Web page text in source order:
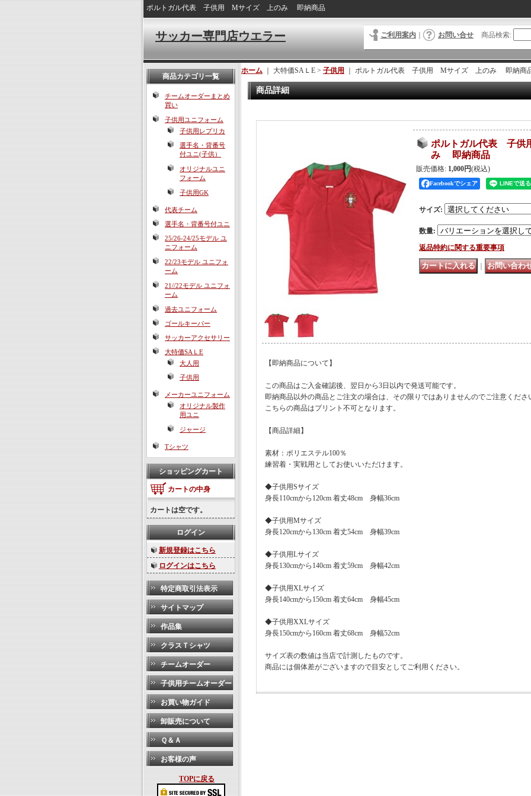
ポルトガル代表 子供用 Mサイズ 上のみ 即納商品
サッカー専門店ウエラー ご利用案内 お問い合せ 商品検索:
商品カテゴリ一覧
チームオーダーまとめ
買い
子供用ユニフォーム
子供用レプリカ
選手名・背番号
付ユニ(子供）
オリジナルユニ
フォーム
子供用GK
代表チーム
選手名・背番号付ユニ
25/26-24/25モデル ユ
ニフォーム
22/23モデル ユニフォ
ーム
21//22モデル ユニフォ
ーム
過去ユニフォーム
ゴールキーパー
サッカーアクセサリー
大特価SAＬE
大人用
子供用
メーカーユニフォーム
オリジナル製作
用ユニ
ジャージ
Tシャツ
ショッピングカート
カートの中身
カートは空です。
ログイン
新規登録はこちら
ログインはこちら
特定商取引法表示
サイトマップ
作品集
クラスＴシャツ
チームオーダー
子供用チームオーダー
お買い物ガイド
卸販売について
Ｑ＆Ａ
お客様の声
TOPに戻る
ホーム ｜ 大特価SAＬE > 子供用 ポルトガル代表 子供用 Mサイズ 上のみ 即納商
商品詳細
ポルトガル代表 子
み 即納商品
販売価格: 1,000円(税込)
Facebookでシェア
サイズ:
数量:
返品特約に関する重要事項
【即納商品について】
この商品はご入金確認後、翌日から3日以内で発送可能です。
即納商品以外の商品とご注文の場合は、その限りではありませんのでご注意くださ
こちらの商品はプリント不可となります。
【商品詳細】
素材：ポリエステル100％
練習着・実戦用としてお使いいただけます。
◆子供用Sサイズ
身長110cmから120cm 着丈48cm 身幅36cm
◆子供用Mサイズ
身長120cmから130cm 着丈54cm 身幅39cm
◆子供用Lサイズ
身長130cmから140cm 着丈59cm 身幅42cm
◆子供用XLサイズ
身長140cmから150cm 着丈64cm 身幅45cm
◆子供用XXLサイズ
身長150cmから160cm 着丈68cm 身幅52cm
サイズ表の数値は当店で計測したものです。
商品には個体差がございますので目安としてご利用ください。